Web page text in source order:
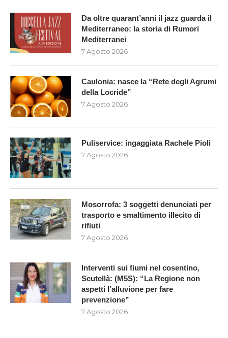
Da oltre quarant’anni il jazz guarda il
Mediterraneo: la storia di Rumori
Mediterranei
7 Agosto 2026
Caulonia: nasce la “Rete degli Agrumi
della Locride”
7 Agosto 2026
Puliservice: ingaggiata Rachele Pioli
7 Agosto 2026
Mosorrofa: 3 soggetti denunciati per
trasporto e smaltimento illecito di
rifiuti
7 Agosto 2026
Interventi sui fiumi nel cosentino,
Scutellà: (M5S): “La Regione non
aspetti l’alluvione per fare
prevenzione”
7 Agosto 2026